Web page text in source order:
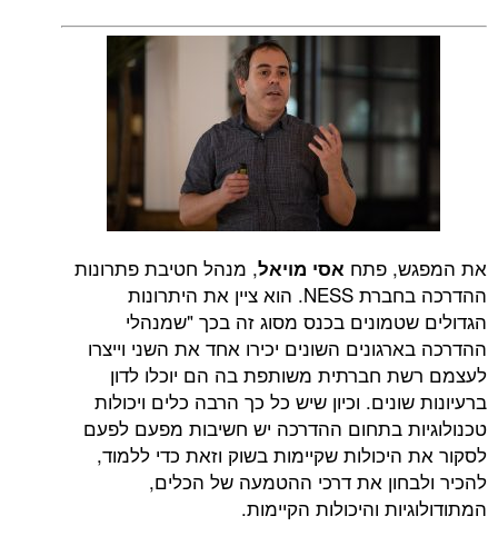
את המפגש, פתח אסי מויאל, מנהל חטיבת פתרונות
ההדרכה בחברת NESS. הוא ציין את היתרונות
הגדולים שטמונים בכנס מסוג זה בכך "שמנהלי
ההדרכה בארגונים השונים יכירו אחד את השני וייצרו
לעצמם רשת חברתית משותפת בה הם יוכלו לדון
ברעיונות שונים. וכיון שיש כל כך הרבה כלים ויכולות
טכנולוגיות בתחום ההדרכה יש חשיבות מפעם לפעם
לסקור את היכולות שקיימות בשוק וזאת כדי ללמוד,
להכיר ולבחון את דרכי ההטמעה של הכלים,
המתודולוגיות והיכולות הקיימות.